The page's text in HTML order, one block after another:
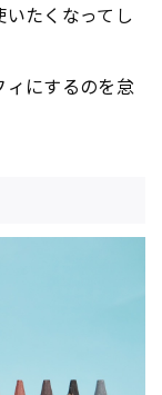
たくなってし
ィにするのを怠